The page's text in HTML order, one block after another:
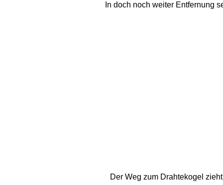
In doch noch weiter Entfernung
Der Weg zum Drahtekogel